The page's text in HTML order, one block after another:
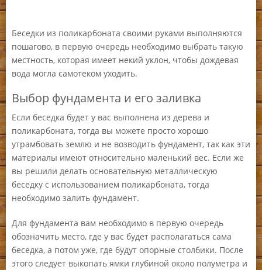
Беседки из поликарбоната своими руками выполняются
пошагово, в первую очередь необходимо выбрать такую
местность, которая имеет некий уклон, чтобы дождевая
вода могла самотеком уходить.
Выбор фундамента и его заливка
Если беседка будет у вас выполнена из дерева и
поликарбоната, тогда вы можете просто хорошо
утрамбовать землю и не возводить фундамент, так как эти
материалы имеют относительно маленький вес. Если же
вы решили делать основательную металлическую
беседку с использованием поликарбоната, тогда
необходимо залить фундамент.
Для фундамента вам необходимо в первую очередь
обозначить место, где у вас будет располагаться сама
беседка, а потом уже, где будут опорные столбики. После
этого следует выкопать ямки глубиной около полуметра и